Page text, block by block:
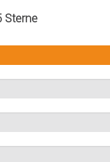
Sterne